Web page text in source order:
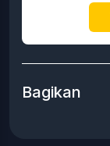
Bagikan